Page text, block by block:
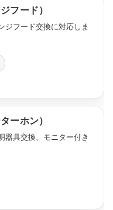
フード）
ジフード交換に対応しま
ーホン）
器具交換、モニター付き